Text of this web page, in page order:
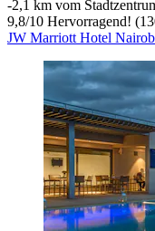
‐2,1 km vom
9,8/10 Hervorragend!
JW Marriott Hotel